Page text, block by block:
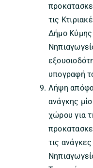
τις
Δήμο Κύμης
υπογραφή
Λήψη
ανάγκης
χώρου για
τις